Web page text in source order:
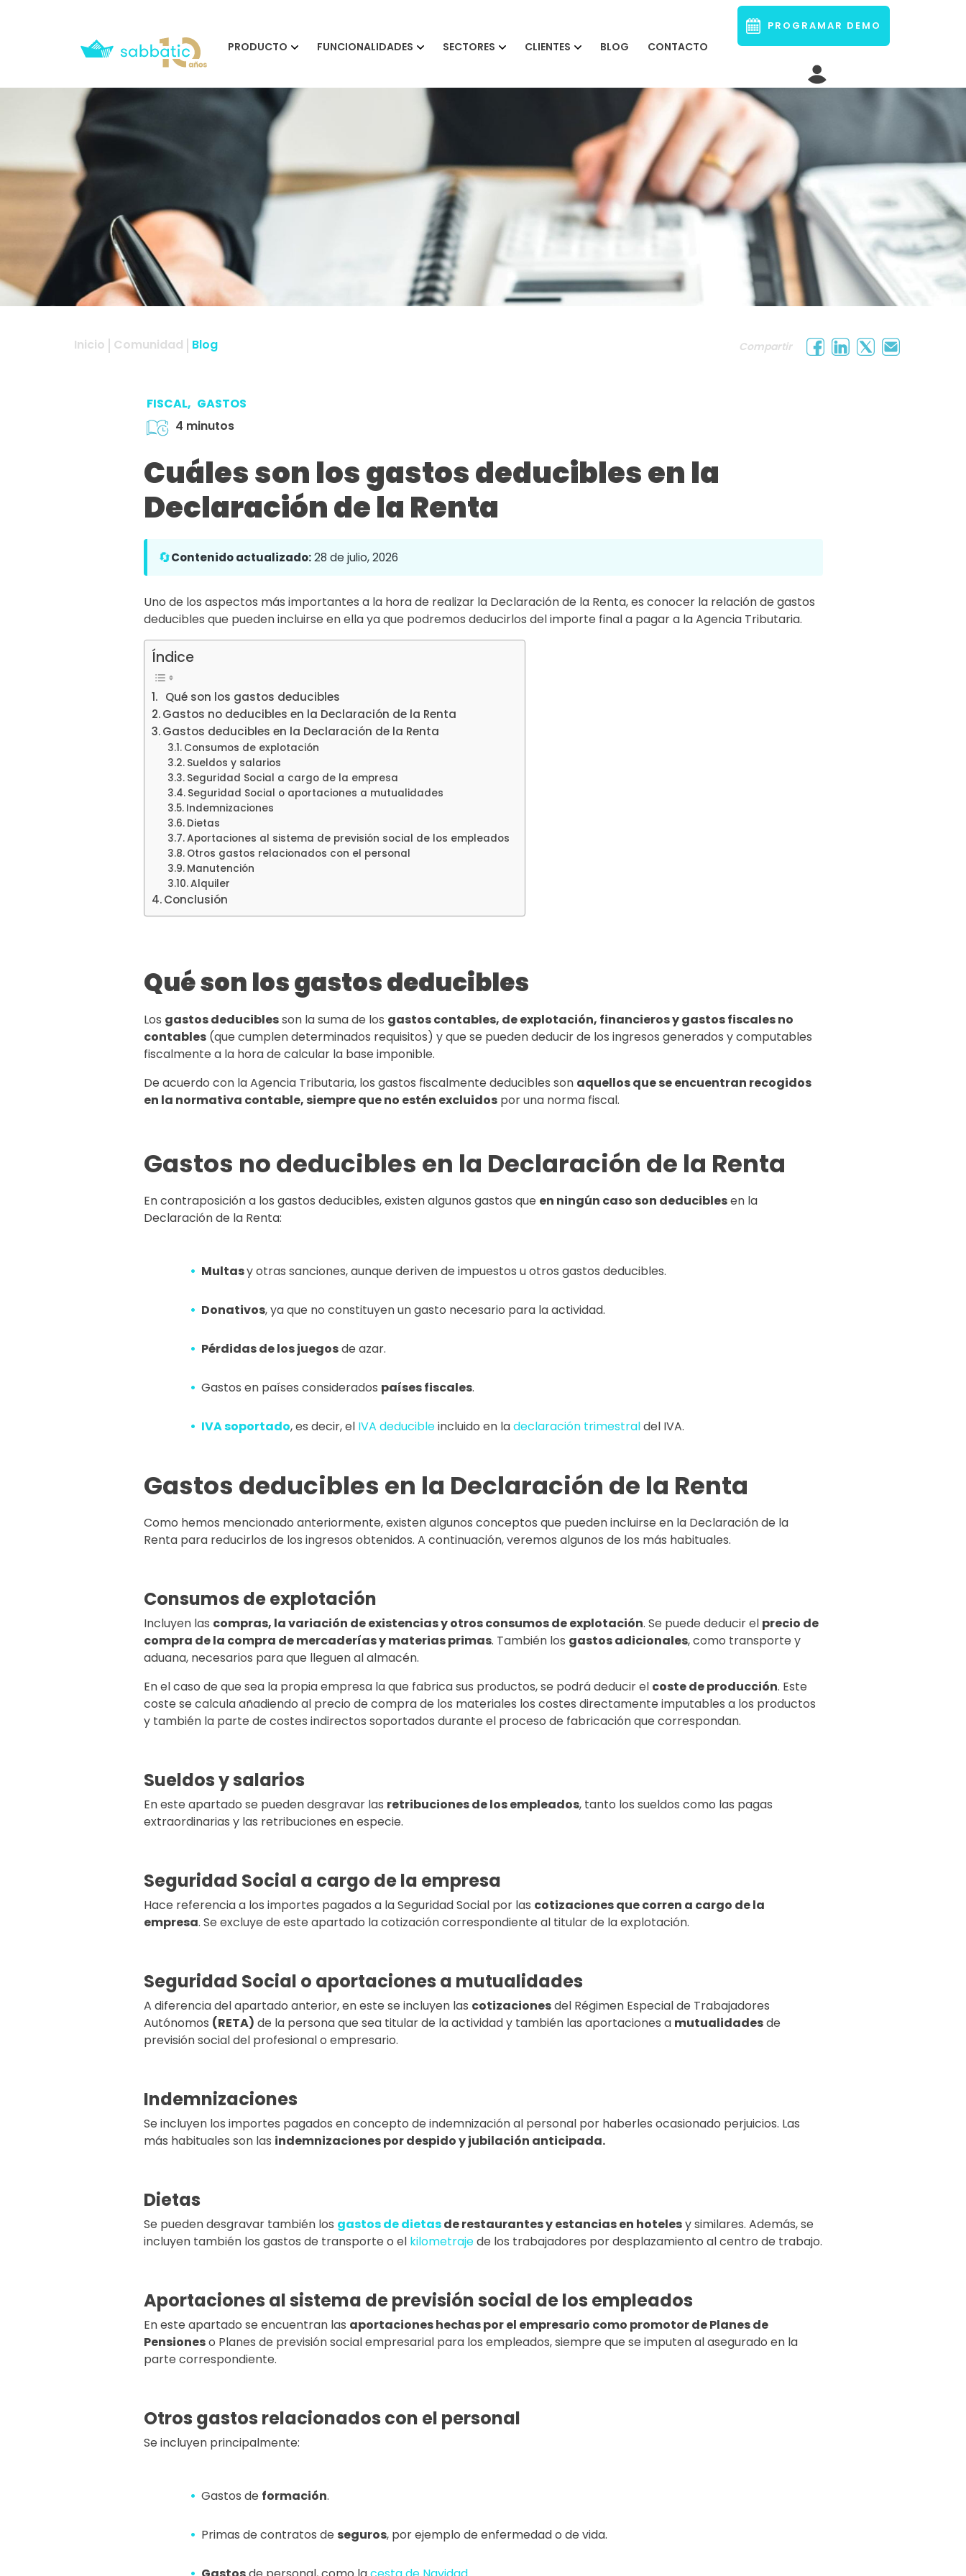
PRODUCTO FUNCIONALIDADES SECTORES CLIENTES BLOG CONTACTO
PROGRAMAR DEMO
Inicio Comunidad Blog Compartir
FISCAL, GASTOS
4 minutos
Cuáles son los gastos deducibles en la
Declaración de la Renta
🔄Contenido actualizado: 28 de julio, 2026
Uno de los aspectos más importantes a la hora de realizar la Declaración de la Renta, es conocer la relación de gastos
deducibles que pueden incluirse en ella ya que podremos deducirlos del importe final a pagar a la Agencia Tributaria.
Índice
Qué son los gastos deducibles
Gastos no deducibles en la Declaración de la Renta
Gastos deducibles en la Declaración de la Renta
Consumos de explotación
Sueldos y salarios
Seguridad Social a cargo de la empresa
Seguridad Social o aportaciones a mutualidades
Indemnizaciones
Dietas
Aportaciones al sistema de previsión social de los empleados
Otros gastos relacionados con el personal
Manutención
Alquiler
Conclusión
Qué son los gastos deducibles
Los gastos deduciblesson lasuma de los gastos contables, de explotación, financieros y gastos fiscales no
contables(que cumplen determinados requisitos) y que se pueden deducir de los ingresos generados y computables
fiscalmente a la hora de calcular la base imponible.
De acuerdo con la Agencia Tributaria, los gastos fiscalmente deducibles son aquellos que se encuentran recogidos
en la normativa contable, siempre que no estén excluidospor una norma fiscal.
Gastos no deducibles en la Declaración de la Renta
En contraposición a los gastos deducibles, existen algunos gastos que en ningún caso son deduciblesen la
Declaración de la Renta:
Multasy otras sanciones, aunque deriven de impuestos u otros gastos deducibles.
Donativos, ya que no constituyen un gasto necesario para la actividad.
Pérdidas de los juegosde azar.
Gastos en países considerados países fiscales.
IVA soportado, es decir, el IVA deducibleincluido en ladeclaración trimestraldel IVA.
Gastos deducibles en la Declaración de la Renta
Como hemos mencionado anteriormente, existen algunos conceptos que pueden incluirse en la Declaración de la
Renta para reducirlos de los ingresos obtenidos. A continuación, veremos algunos de los más habituales.
Consumos de explotación
Incluyen las compras, la variación de existencias y otros consumos de explotación. Se puede deducir el precio de
compra de la compra de mercaderías y materias primas. También los gastos adicionales, como transporte y
aduana, necesarios para que lleguen al almacén.
En el caso de que sea la propia empresa la que fabrica sus productos, se podrá deducir el coste de producción. Este
coste se calcula añadiendo al precio de compra de los materiales los costes directamente imputables a los productos
y también la parte de costes indirectos soportados durante el proceso de fabricación que correspondan.
Sueldos y salarios
En este apartado se pueden desgravar las retribuciones de los empleados, tanto los sueldos como las pagas
extraordinarias y las retribuciones en especie.
Seguridad Social a cargo de la empresa
Hace referencia a los importes pagados a la Seguridad Social por las cotizaciones que corren a cargo de la
empresa. Se excluye de este apartado la cotización correspondiente al titular de la explotación.
Seguridad Social o aportaciones a mutualidades
A diferencia del apartado anterior, en este se incluyen las cotizacionesdel Régimen Especial de Trabajadores
Autónomos (RETA) de la persona que sea titular de la actividad y también las aportaciones a mutualidadesde
previsión social del profesional o empresario.
Indemnizaciones
Se incluyen los importes pagados en concepto de indemnización al personal por haberles ocasionado perjuicios. Las
más habituales son las indemnizaciones por despido y jubilación anticipada.
Dietas
Se pueden desgravar también los gastos de dietasde restaurantes y estancias en hotelesy similares. Además, se
incluyen también los gastos de transporte o el kilometrajede los trabajadores por desplazamiento al centro de trabajo.
Aportaciones al sistema de previsión social de los empleados
En este apartado se encuentran las aportaciones hechas por el empresario como promotor de Planes de
Pensioneso Planes de previsión social empresarial para los empleados, siempre que se imputen al asegurado en la
parte correspondiente.
Otros gastos relacionados con el personal
Se incluyen principalmente:
Gastos de formación.
Primas de contratos de seguros, por ejemplo de enfermedad o de vida.